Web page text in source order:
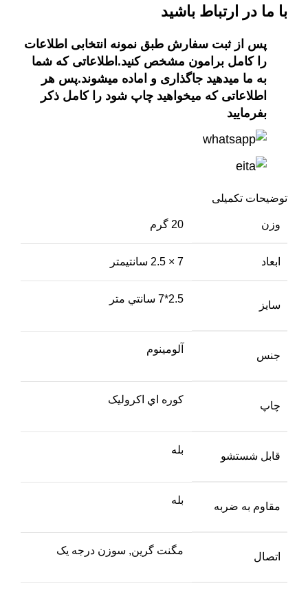
با ما در ارتباط باشید
پس از ثبت سفارش طبق نمونه انتخابی اطلاعات
را کامل برامون مشخص کنید.اطلاعاتی که شما
به ما میدهید جاگذاری و اماده میشوند.پس هر
اطلاعاتی که میخواهید چاپ شود را کامل ذکر
بفرمایید
توضیحات تکمیلی
وزن 20 گرم
ابعاد 7 × 2.5 سانتیمتر
سايز
2.5*7 سانتي متر
جنس
آلومينوم
چاپ
کوره اي اکروليک
قابل شستشو
بله
مقاوم به ضربه
بله
اتصال
مگنت گرين, سوزن درجه يک